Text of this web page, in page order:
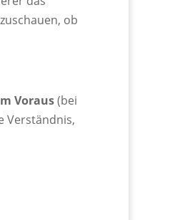
ob
Voraus(bei
Verständnis,